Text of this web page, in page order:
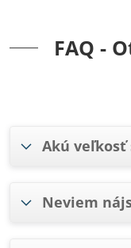
FAQ -
Akú veľkosť
Neviem